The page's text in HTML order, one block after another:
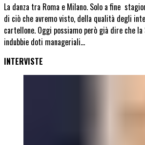
La danza tra Roma e Milano. Solo a fine
di ciò che avremo visto, della qualità degli
cartellone. Oggi possiamo però già dire che la
indubbie doti manageriali…
INTERVISTE